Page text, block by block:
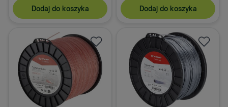
Dodaj do koszyka Dodaj do koszyka